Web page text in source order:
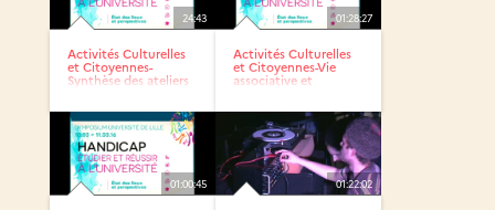
24:43
Activités Culturelles
et Citoyennes-
Synthèse des ateliers
01:28:27
Activités Culturelles
et Citoyennes-Vie
associative et
01:00:45 01:22:02